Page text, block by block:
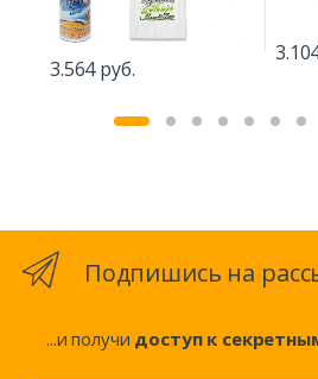
3.564 руб.
Подпишись на
...и получи доступ к